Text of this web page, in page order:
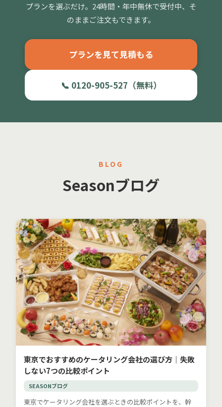
グ等）
プランを選ぶだけ。24時間・年中無休で受付中、そ
のままご注文もできます。
プランを見て見積もる
📞 0120-905-527（無料）
BLOG
Seasonブログ
東京でおすすめのケータリング会社の選び方｜失敗
しない7つの比較ポイント
SEASONブログ
東京でケータリング会社を選ぶときの比較ポイントを、幹